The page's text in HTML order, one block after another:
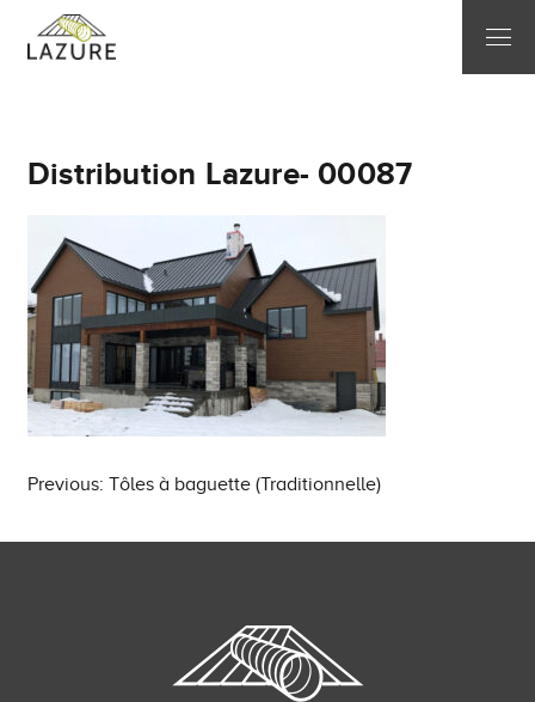
Distribution Lazure- 00087
Post
navigation
Previous: Tôles à baguette (Traditionnelle)